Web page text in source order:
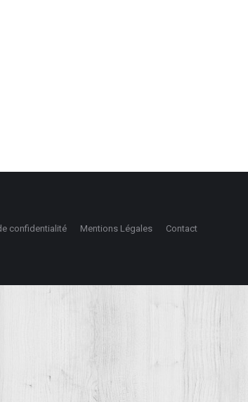
confidentialité Mentions Légales Contact